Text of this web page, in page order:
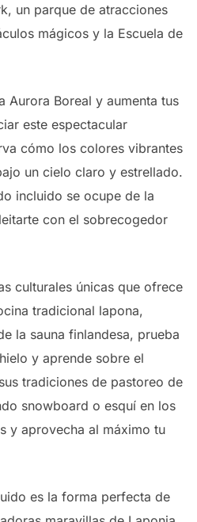
un parque de atracciones
mágicos y la Escuela de
Aurora Boreal y aumenta tus
este espectacular
cómo los colores vibrantes
un cielo claro y estrellado.
incluido se ocupe de la
con el sobrecogedor
culturales únicas que ofrece
tradicional lapona,
la sauna finlandesa, prueba
y aprende sobre el
tradiciones de pastoreo de
snowboard o esquí en los
y aprovecha al máximo tu
es la forma perfecta de